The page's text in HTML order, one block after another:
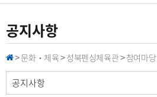
리
공
단
보
기
공지사항
H
M
> 문화‧체육> 성북펜싱체육관> 참여마당